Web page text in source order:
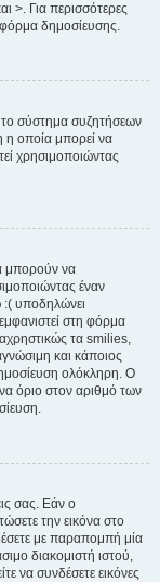
>. Για περισσότερες
δημοσίευσης.
το σύστημα συζητήσεων
η οποία μπορεί να
χρησιμοποιώντας
μπορούν να
έναν
:( υποδηλώνει
στη φόρμα
τα smilies,
και κάποιος
ολόκληρη. Ο
όριο στον αριθμό των
σας. Εάν ο
την εικόνα στο
με παραπομπή μία
διακομιστή ιστού,
να συνδέσετε εικόνες